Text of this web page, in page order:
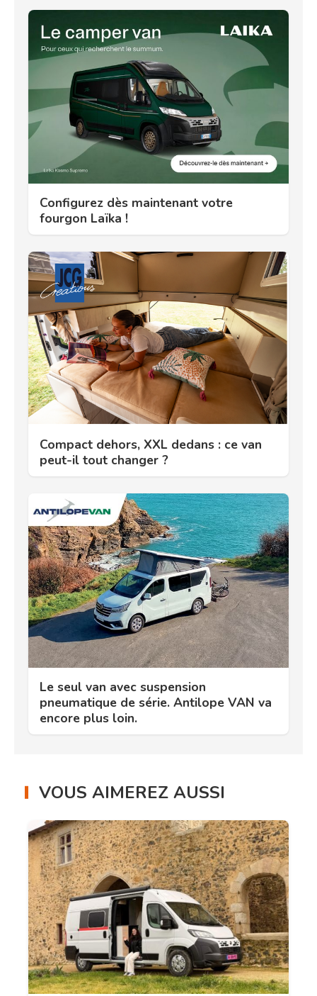
Configurez dès maintenant votre
fourgon Laïka !
Compact dehors, XXL dedans : ce van
peut-il tout changer ?
Le seul van avec suspension
pneumatique de série. Antilope VAN va
encore plus loin.
VOUS AIMEREZ AUSSI